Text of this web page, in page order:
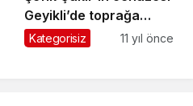
Geyikli’de toprağa
verildi
Kategorisiz 11 yıl önce